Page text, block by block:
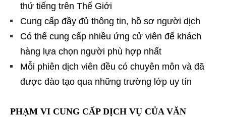
thứ tiếng trên Thế Giới
Cung cấp đầy đủ thông tin, hồ sơ người dịch
Có thể cung cấp nhiều ứng cử viên để khách
hàng lựa chọn người phù hợp nhất
Mỗi phiên dịch viên đều có chuyên môn và đã
được đào tạo qua những trường lớp uy tín
PHẠM VI CUNG CẤP DỊCH VỤ CỦA VĂN